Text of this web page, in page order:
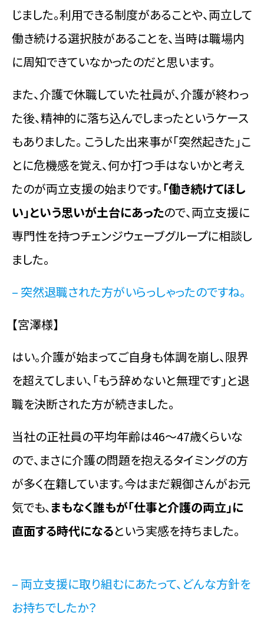
じました。利用できる制度があることや、両立して
働き続ける選択肢があることを、当時は職場内
に周知できていなかったのだと思います。
また、介護で休職していた社員が、介護が終わっ
た後、精神的に落ち込んでしまったというケース
もありました。 こうした出来事が「突然起きた」こ
とに危機感を覚え、何か打つ手はないかと考え
たのが両立支援の始まりです。「働き続けてほし
い」という思いが土台にあったので、両立支援に
専門性を持つチェンジウェーブグループに相談し
ました。
– 突然退職された方がいらっしゃったのですね。
【宮澤様】
はい。介護が始まってご自身も体調を崩し、限界
を超えてしまい、「もう辞めないと無理です」と退
職を決断された方が続きました。
当社の正社員の平均年齢は46～47歳くらいな
ので、まさに介護の問題を抱えるタイミングの方
が多く在籍しています。今はまだ親御さんがお元
気でも、まもなく誰もが「仕事と介護の両立」に
直面する時代になるという実感を持ちました。
– 両立支援に取り組むにあたって、どんな方針を
お持ちでしたか？